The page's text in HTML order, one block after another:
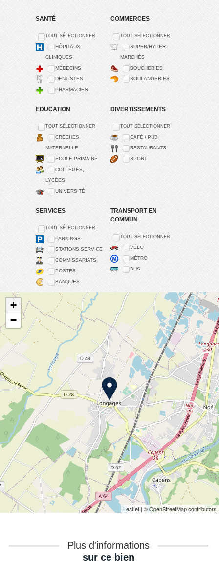
SANTÉ
TOUT SÉLECTIONNER
HÔPITAUX,
CLINIQUES
MÉDECINS
DENTISTES
PHARMACIES
COMMERCES
TOUT SÉLECTIONNER
SUPER/HYPER
MARCHÉS
BOUCHERIES
BOULANGERIES
EDUCATION
TOUT SÉLECTIONNER
CRÈCHES,
MATERNELLE
ECOLE PRIMAIRE
COLLÈGES,
LYCÉES
UNIVERSITÉ
DIVERTISSEMENTS
TOUT SÉLECTIONNER
CAFÉ / PUB
RESTAURANTS
SPORT
SERVICES
TOUT SÉLECTIONNER
PARKINGS
STATIONS SERVICE
COMMISSARIATS
POSTES
BANQUES
TRANSPORT EN
COMMUN
TOUT SÉLECTIONNER
VÉLO
MÉTRO
BUS
+
−
Leaflet | © OpenStreetMap contributors
Plus d'informations
sur ce bien